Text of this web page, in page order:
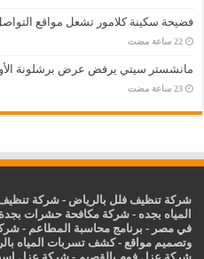
فضيحة سكينة كلامور تشعل مواقع
‏22 ساعة مضت
مانشستر سيتي يرفض عرض برشلونة
‏23 ساعة مضت
شركة تنظيف فلل بالرياض -شركة
المياه بجده -شركة مكافحة حشرات بجدة
في مصر - برنامج محاسبة المطاعم -
وتصميم مواقع -كشف تسربات المياه